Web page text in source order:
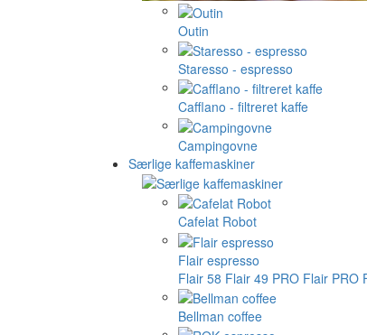
Outin
Staresso - espresso
Cafflano - filtreret kaffe
Campingovne
Særlige kaffemaskiner
Cafelat Robot
Flair espresso
Flair 58 Flair 49 PRO Flair PRO
Bellman coffee